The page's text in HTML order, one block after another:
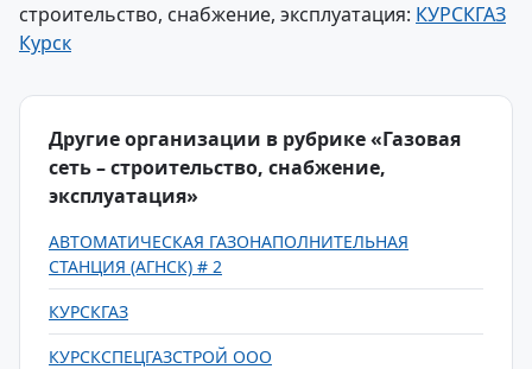
строительство, снабжение, эксплуатация: КУРСКГАЗ
Курск
Другие организации в рубрике «Газовая
сеть – строительство, снабжение,
эксплуатация»
АВТОМАТИЧЕСКАЯ ГАЗОНАПОЛНИТЕЛЬНАЯ
СТАНЦИЯ (АГНСК) # 2
КУРСКГАЗ
КУРСКСПЕЦГАЗСТРОЙ ООО